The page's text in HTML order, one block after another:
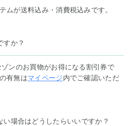
ムが送料込み・消費税込みです。
すか？
ンのお買物がお得になる割引券で
有無はマイページ内でご確認いただ
い場合はどうしたらいいですか？